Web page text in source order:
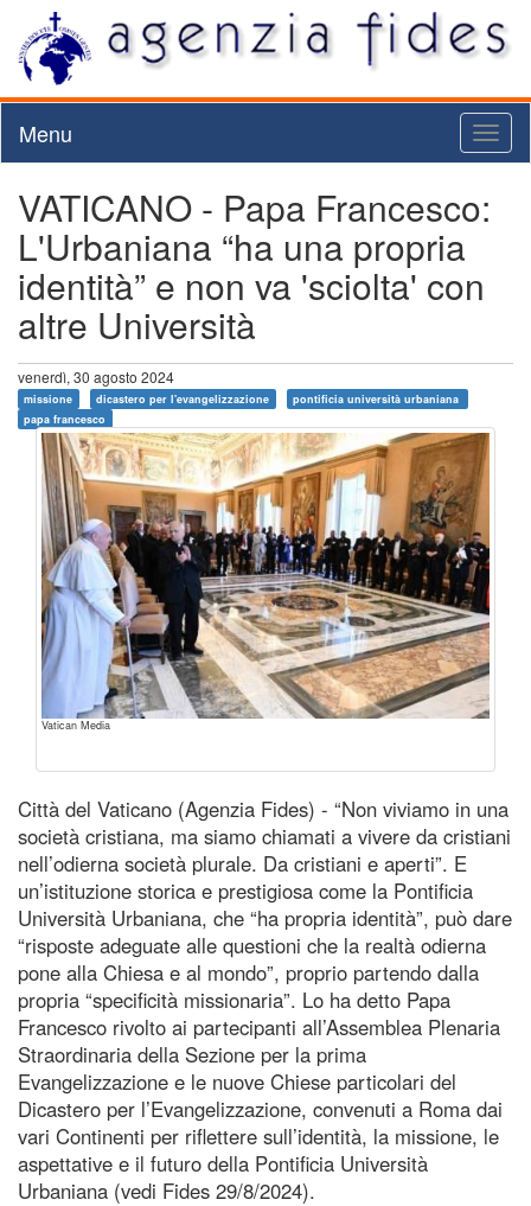
Menu
VATICANO - Papa Francesco:
L'Urbaniana “ha una propria
identità” e non va 'sciolta' con
altre Università
venerdì, 30 agosto 2024
missione dicastero per l'evangelizzazione
pontificia università urbaniana
papa francesco
Vatican Media
Città del Vaticano (Agenzia Fides) - “Non viviamo in una
società cristiana, ma siamo chiamati a vivere da cristiani
nell’odierna società plurale. Da cristiani e aperti”. E
un’istituzione storica e prestigiosa come la Pontificia
Università Urbaniana, che “ha propria identità”, può dare
“risposte adeguate alle questioni che la realtà odierna
pone alla Chiesa e al mondo”, proprio partendo dalla
propria “specificità missionaria”. Lo ha detto Papa
Francesco rivolto ai partecipanti all’Assemblea Plenaria
Straordinaria della Sezione per la prima
Evangelizzazione e le nuove Chiese particolari del
Dicastero per l’Evangelizzazione, convenuti a Roma dai
vari Continenti per riflettere sull’identità, la missione, le
aspettative e il futuro della Pontificia Università
Urbaniana (vedi Fides 29/8/2024).